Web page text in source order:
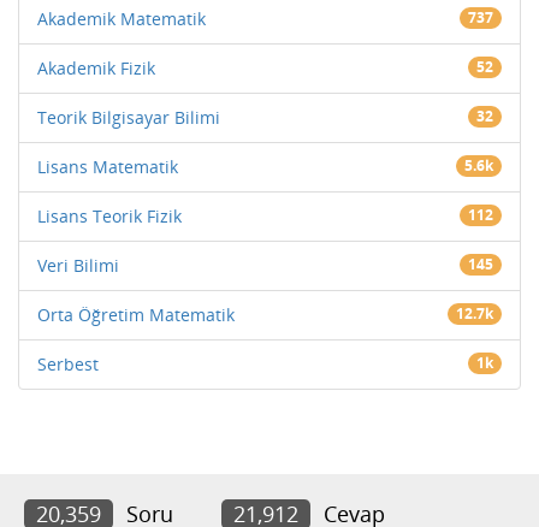
Akademik Matematik 737
Akademik Fizik 52
Teorik Bilgisayar Bilimi 32
Lisans Matematik 5.6k
Lisans Teorik Fizik 112
Veri Bilimi 145
Orta Öğretim Matematik 12.7k
Serbest 1k
20,359 Soru 21,912 Cevap